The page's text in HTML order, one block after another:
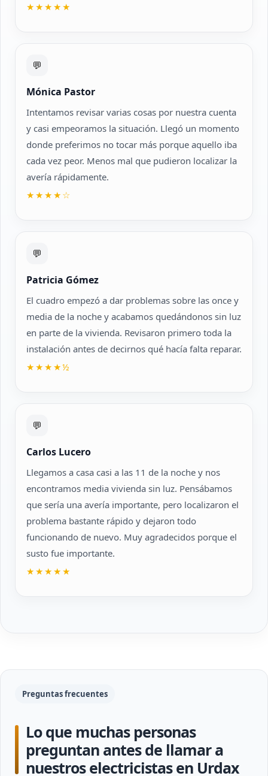
★★★★★
💬
Mónica Pastor
Intentamos revisar varias cosas por nuestra cuenta
y casi empeoramos la situación. Llegó un momento
donde preferimos no tocar más porque aquello iba
cada vez peor. Menos mal que pudieron localizar la
avería rápidamente.
★★★★☆
💬
Patricia Gómez
El cuadro empezó a dar problemas sobre las once y
media de la noche y acabamos quedándonos sin luz
en parte de la vivienda. Revisaron primero toda la
instalación antes de decirnos qué hacía falta reparar.
★★★★½
💬
Carlos Lucero
Llegamos a casa casi a las 11 de la noche y nos
encontramos media vivienda sin luz. Pensábamos
que sería una avería importante, pero localizaron el
problema bastante rápido y dejaron todo
funcionando de nuevo. Muy agradecidos porque el
susto fue importante.
★★★★★
Preguntas frecuentes
Lo que muchas personas
preguntan antes de llamar a
nuestros electricistas en Urdax